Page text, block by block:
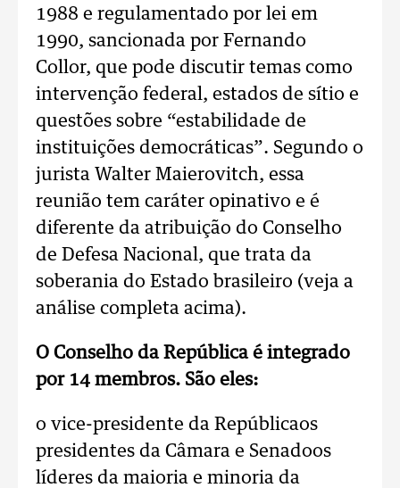
1988 e regulamentado por lei em
1990, sancionada por Fernando
Collor, que pode discutir temas como
intervenção federal, estados de sítio e
questões sobre “estabilidade de
instituições democráticas”. Segundo o
jurista Walter Maierovitch, essa
reunião tem caráter opinativo e é
diferente da atribuição do Conselho
de Defesa Nacional, que trata da
soberania do Estado brasileiro (veja a
análise completa acima).
O Conselho da República é integrado
por 14 membros. São eles:
o vice-presidente da Repúblicaos
presidentes da Câmara e Senadoos
líderes da maioria e minoria da